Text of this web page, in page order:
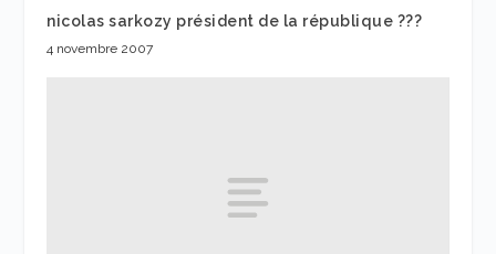
nicolas sarkozy président de la république ???
4 novembre 2007